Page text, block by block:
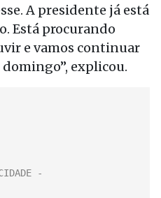
A presidente já está
Está procurando
e vamos continuar
explicou.